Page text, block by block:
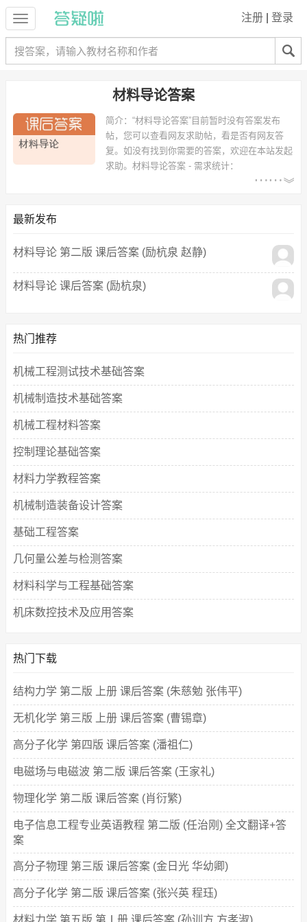
注册 登录
材料导论答案
简介： “材料导论答案”目前暂时没有答案发布
帖，您可以查看网友求助帖，看是否有网友答
复。如没有找到你需要的答案，欢迎在本站发起
求助。 材料导论答案 - 需求统计：
：木材科学与工程、高分子材料科学与
以下学校的同学下载过
南林业科技大学 等。
最新发布
材料导论 第二版 课后答案 (励杭泉 赵静)
材料导论 课后答案 (励杭泉)
热门推荐
机械工程测试技术基础答案
机械制造技术基础答案
机械工程材料答案
控制理论基础答案
材料力学教程答案
机械制造装备设计答案
基础工程答案
几何量公差与检测答案
材料科学与工程基础答案
机床数控技术及应用答案
热门下载
结构力学 第二版 上册 课后答案 (朱慈勉 张伟平)
无机化学 第三版 上册 课后答案 (曹锡章)
高分子化学 第四版 课后答案 (潘祖仁)
电磁场与电磁波 第二版 课后答案 (王家礼)
物理化学 第二版 课后答案 (肖衍繁)
电子信息工程专业英语教程 第二版 (任治刚) 全文翻译+答
案
高分子物理 第三版 课后答案 (金日光 华幼卿)
高分子化学 第二版 课后答案 (张兴英 程珏)
材料力学 第五版 第Ⅰ册 课后答案 (孙训方 方孝淑)